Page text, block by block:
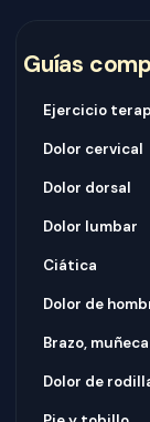
Guías
Ejercicio
Dolor cervical
Dolor dorsal
Dolor lumbar
Ciática
Dolor de
Brazo,
Dolor de